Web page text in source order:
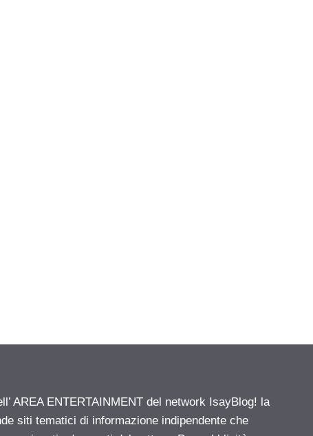
AREA ENTERTAINMENT del network IsayBlog! la
siti tematici di informazione indipendente che